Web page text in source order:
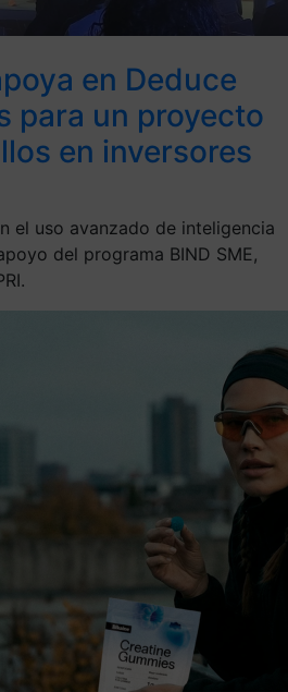
en Deduce
para un proyecto
en inversores
el uso avanzado de inteligencia
del programa BIND SME,